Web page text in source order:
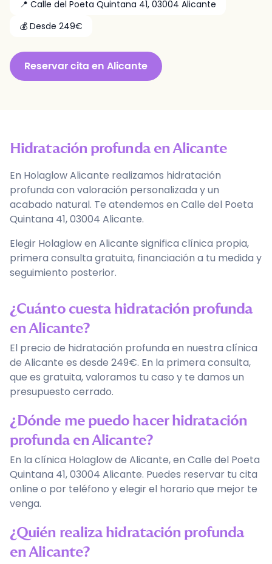
📍 Calle del Poeta Quintana 41, 03004 Alicante
💰 Desde 249€
Reservar cita en Alicante
Hidratación profundaenAlicante
En Holaglow Alicante realizamos hidratación
profunda con valoración personalizada y un
acabado natural. Te atendemos en Calle del Poeta
Quintana 41, 03004 Alicante.
Elegir Holaglow en Alicante significa clínica propia,
primera consulta gratuita, financiación a tu medida y
seguimiento posterior.
¿Cuánto cuesta hidratación profunda
en Alicante?
El precio de hidratación profunda en nuestra clínica
de Alicante es desde 249€. En la primera consulta,
que es gratuita, valoramos tu caso y te damos un
presupuesto cerrado.
¿Dónde me puedo hacer hidratación
profunda en Alicante?
En la clínica Holaglow de Alicante, en Calle del Poeta
Quintana 41, 03004 Alicante. Puedes reservar tu cita
online o por teléfono y elegir el horario que mejor te
venga.
¿Quién realiza hidratación profunda
en Alicante?